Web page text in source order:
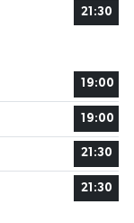
21:30
19:00
19:00
21:30
21:30